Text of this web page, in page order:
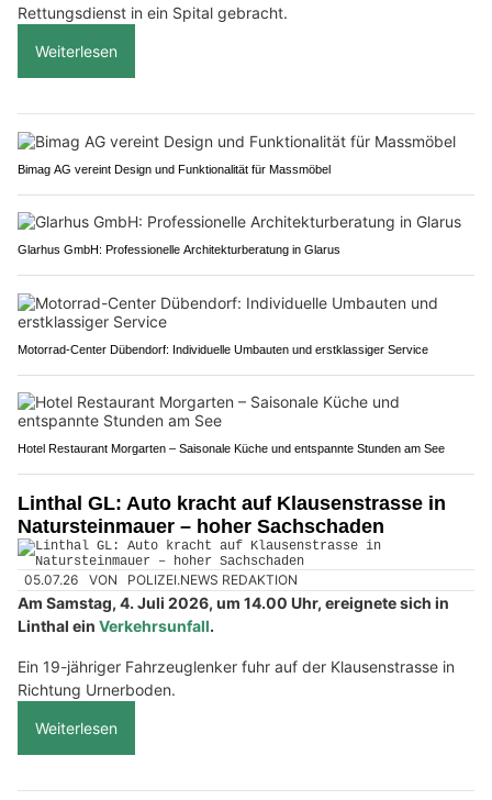
Rettungsdienst in ein Spital gebracht.
Weiterlesen
Bimag AG vereint Design und Funktionalität für Massmöbel
Glarhus GmbH: Professionelle Architekturberatung in Glarus
Motorrad-Center Dübendorf: Individuelle Umbauten und erstklassiger Service
Hotel Restaurant Morgarten – Saisonale Küche und entspannte Stunden am See
Linthal GL: Auto kracht auf Klausenstrasse in
Natursteinmauer – hoher Sachschaden
05.07.26 VON POLIZEI.NEWS REDAKTION
Am Samstag, 4. Juli 2026, um 14.00 Uhr, ereignete sich in
Linthal ein Verkehrsunfall.
Ein 19-jähriger Fahrzeuglenker fuhr auf der Klausenstrasse in
Richtung Urnerboden.
Weiterlesen